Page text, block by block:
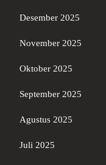
Desember 2025
November 2025
Oktober 2025
September 2025
Agustus 2025
Juli 2025